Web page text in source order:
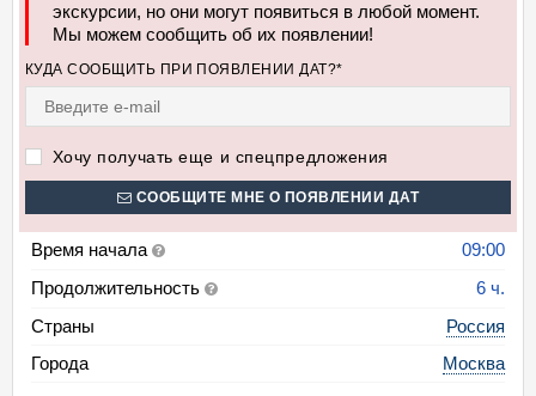
экскурсии, но они могут появиться в любой момент.
Мы можем сообщить об их появлении!
КУДА СООБЩИТЬ ПРИ ПОЯВЛЕНИИ ДАТ?*
Хочу получать еще и спецпредложения
СООБЩИТЕ МНЕ О ПОЯВЛЕНИИ ДАТ
Время начала
09:00
Продолжительность
6 ч.
Страны
Россия
Города
Москва